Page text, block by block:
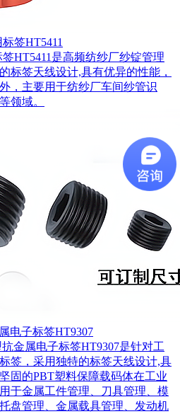
签HT5411
HT5411是高频纺纱厂纱锭管理
标签天线设计,具有优异的性能，
，主要用于纺纱厂车间纱管识
领域。
电子标签HT9307
金属电子标签HT9307是针对工
签，采用独特的标签天线设计,具
固的PBT塑料保障载码体在工业
于金属工件管理、刀具管理、模
盘管理、金属载具管理、发动机